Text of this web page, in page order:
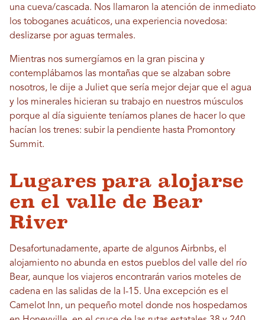
una cueva/cascada. Nos llamaron la atención de inmediato
los toboganes acuáticos, una experiencia novedosa:
deslizarse por aguas termales.
Mientras nos sumergíamos en la gran piscina y
contemplábamos las montañas que se alzaban sobre
nosotros, le dije a Juliet que sería mejor dejar que el agua
y los minerales hicieran su trabajo en nuestros músculos
porque al día siguiente teníamos planes de hacer lo que
hacían los trenes: subir la pendiente hasta Promontory
Summit.
Lugares para alojarse
en el valle de Bear
River
Desafortunadamente, aparte de algunos Airbnbs, el
alojamiento no abunda en estos pueblos del valle del río
Bear, aunque los viajeros encontrarán varios moteles de
cadena en las salidas de la I-15. Una excepción es el
Camelot Inn, un pequeño motel donde nos hospedamos